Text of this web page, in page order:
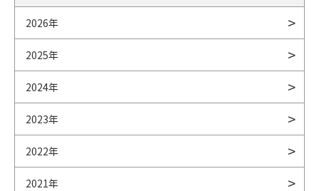
2026年
2025年
2024年
2023年
2022年
2021年